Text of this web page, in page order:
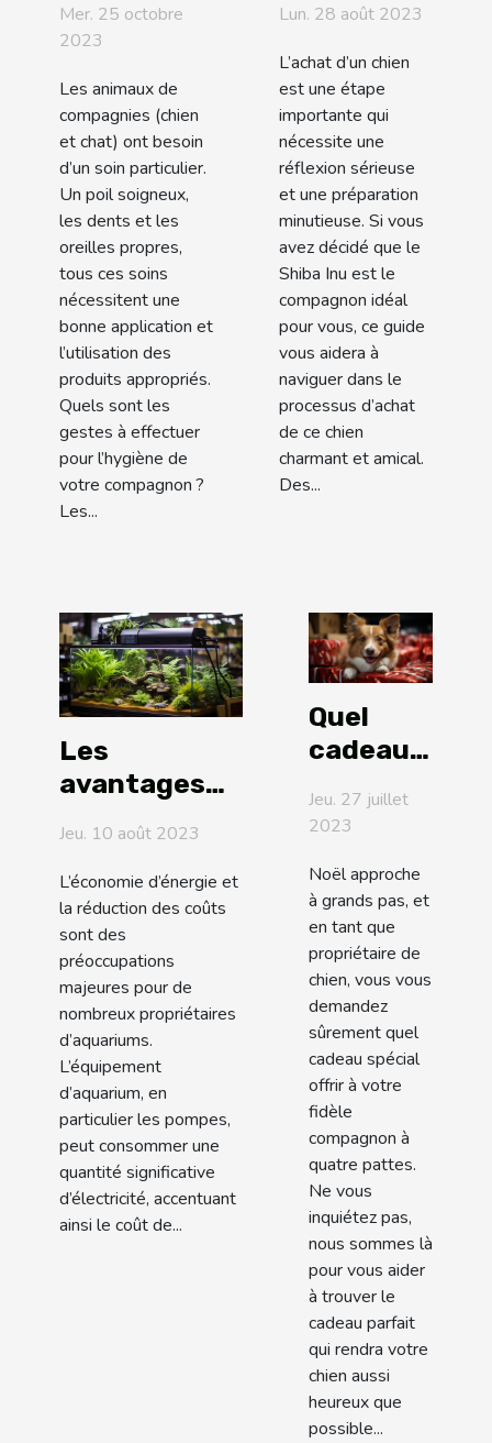
chat : les
prodiguer!
Mer. 25 octobre
2023
Les animaux de
compagnies (chien
et chat) ont besoin
d’un soin particulier.
Un poil soigneux,
les dents et les
oreilles propres,
tous ces soins
nécessitent une
bonne application et
l’utilisation des
produits appropriés.
Quels sont les
gestes à effectuer
pour l’hygiène de
votre compagnon ?
Les...
l'achat
d'un Shiba
Inu en
France
Lun. 28 août 2023
L’achat d’un chien
est une étape
importante qui
nécessite une
réflexion sérieuse
et une préparation
minutieuse. Si vous
avez décidé que le
Shiba Inu est le
compagnon idéal
pour vous, ce guide
vous aidera à
naviguer dans le
processus d’achat
de ce chien
charmant et amical.
Des...
Les
avantages
des pompes
d'aquarium :
Économiser
de l'argent et
de l'énergie
Jeu. 10 août 2023
L’économie d’énergie et
la réduction des coûts
sont des
préoccupations
majeures pour de
nombreux propriétaires
d’aquariums.
L’équipement
d’aquarium, en
particulier les pompes,
peut consommer une
quantité significative
d’électricité, accentuant
ainsi le coût de...
Quel
cadeau
offrir à
chien ?
Jeu. 27 juillet
2023
Noël approche
à grands pas, et
en tant que
propriétaire de
chien, vous vous
demandez
sûrement quel
cadeau spécial
offrir à votre
fidèle
compagnon à
quatre pattes.
Ne vous
inquiétez pas,
nous sommes là
pour vous aider
à trouver le
cadeau parfait
qui rendra votre
chien aussi
heureux que
possible...